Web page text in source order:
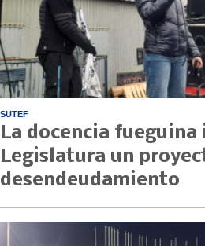
SUTEF
La docencia
Legislatura un
desendeudamiento